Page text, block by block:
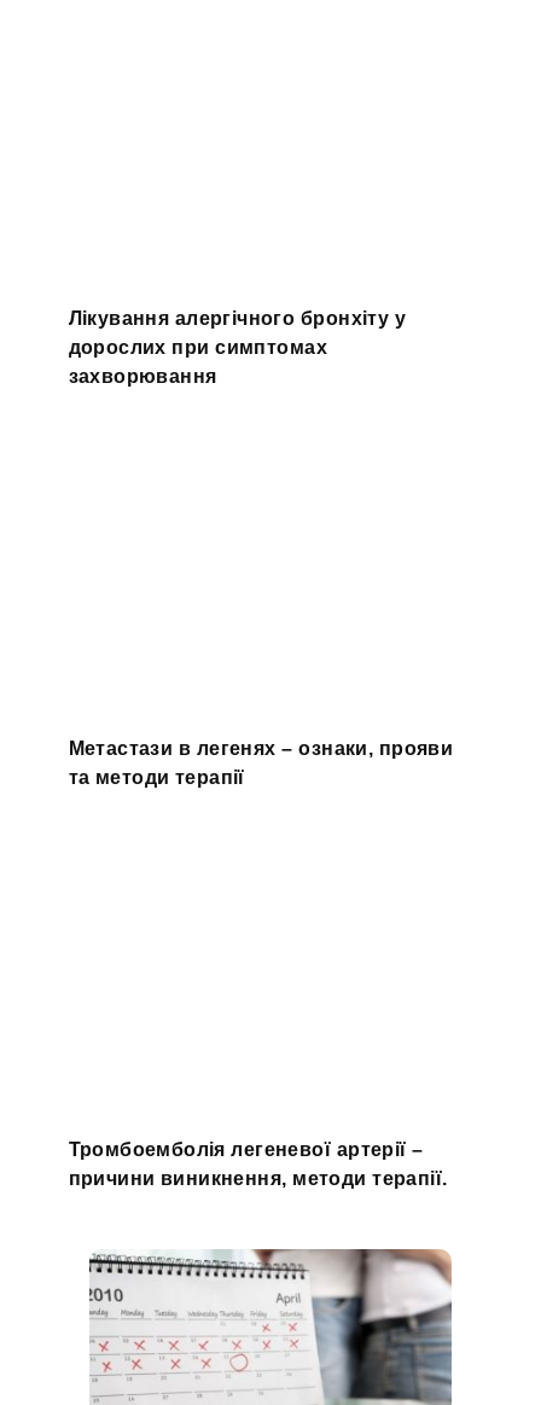
Лікування алергічного бронхіту у
дорослих при симптомах
захворювання
Метастази в легенях – ознаки, прояви
та методи терапії
Тромбоемболія легеневої артерії –
причини виникнення, методи терапії.